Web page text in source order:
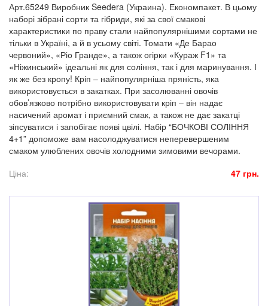
Арт.65249 Виробник Seedera (Украина). Економпакет. В цьому
наборі зібрані сорти та гібриди, які за свої смакові
характеристики по праву стали найпопулярнішими сортами не
тільки в Україні, а й в усьому світі. Томати «Де Барао
червоний», «Ріо Гранде», а також огірки «Кураж F1» та
«Ніжинський» ідеальні як для соління, так і для маринування. І
як же без кропу! Кріп – найпопулярніша пряність, яка
використовується в закатках. При засолюванні овочів
обов’язково потрібно використовувати кріп – він надає
насичений аромат і приємний смак, а також не дає закатці
зіпсуватися і запобігає появі цвілі. Набір “БОЧКОВІ СОЛІННЯ
4+1” допоможе вам насолоджуватися неперевершеним
смаком улюблених овочів холодними зимовими вечорами.
Ціна:
47 грн.